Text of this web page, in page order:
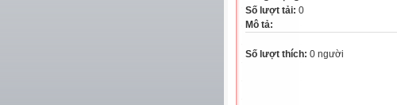
Số lượt tải: 0
Mô tả:
Số lượt thích: 0 người